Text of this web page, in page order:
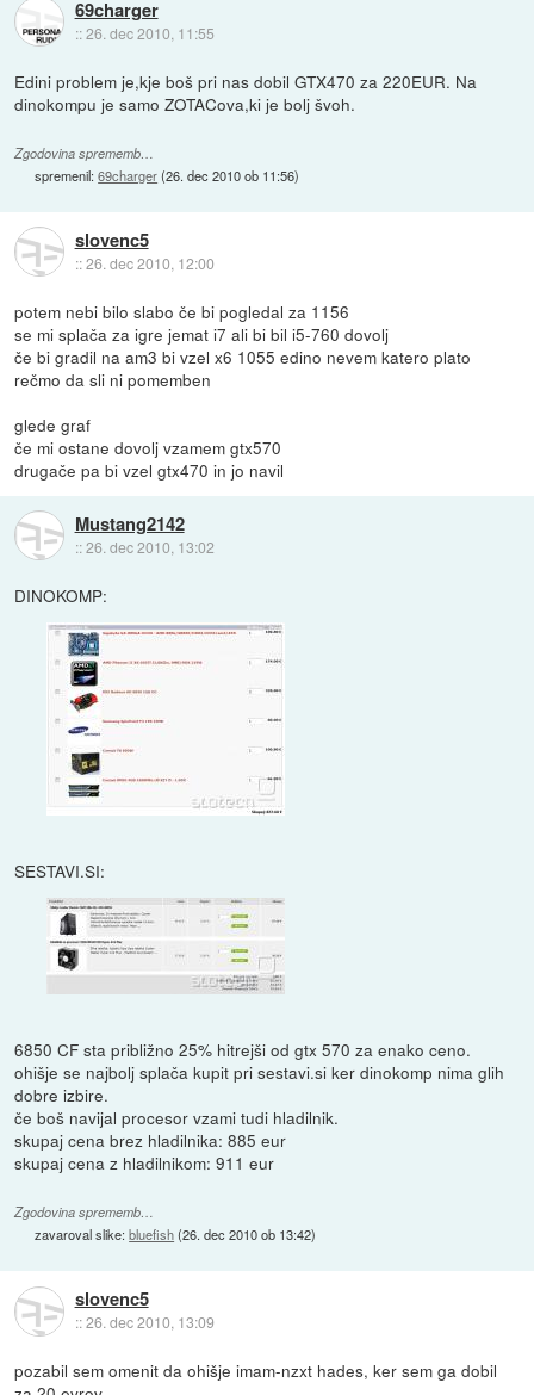
69charger
::26. dec 2010, 11:55
Edini problem je,kje boš pri nas dobil GTX470 za 220EUR. Na
dinokompu je samo ZOTACova,ki je bolj švoh.
Zgodovina sprememb…
spremenil:69charger(26. dec 2010 ob 11:56)
slovenc5
::26. dec 2010, 12:00
potem nebi bilo slabo če bi pogledal za 1156
se mi splača za igre jemat i7 ali bi bil i5-760 dovolj
če bi gradil na am3 bi vzel x6 1055 edino nevem katero plato
rečmo da sli ni pomemben
glede graf
če mi ostane dovolj vzamem gtx570
drugače pa bi vzel gtx470 in jo navil
Mustang2142
::26. dec 2010, 13:02
DINOKOMP:
SESTAVI.SI:
6850 CF sta približno 25% hitrejši od gtx 570 za enako ceno.
ohišje se najbolj splača kupit pri sestavi.si ker dinokomp nima glih
dobre izbire.
če boš navijal procesor vzami tudi hladilnik.
skupaj cena brez hladilnika: 885 eur
skupaj cena z hladilnikom: 911 eur
Zgodovina sprememb…
zavaroval slike:bluefish(26. dec 2010 ob 13:42)
slovenc5
::26. dec 2010, 13:09
pozabil sem omenit da ohišje imam-nzxt hades, ker sem ga dobil